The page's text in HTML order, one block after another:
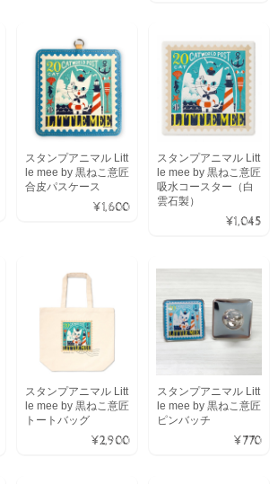
スタンプアニマル Litt
le mee by 黒ねこ意匠
合皮パスケース
¥1,600
スタンプアニマル Litt
le mee by 黒ねこ意匠
吸水コースター（白
雲石製）
¥1,045
スタンプアニマル Litt
le mee by 黒ねこ意匠
トートバッグ
¥2,900
スタンプアニマル Litt
le mee by 黒ねこ意匠
ピンバッチ
¥770